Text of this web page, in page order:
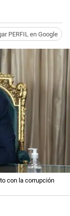
PERFIL en Google
con la corrupción